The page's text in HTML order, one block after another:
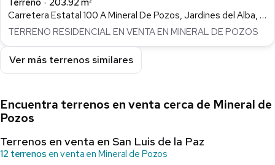
Terreno
203.92 m²
Carretera Estatal 100 A Mineral De Pozos, Jardines del Alba, San Luis de la Paz
TERRENO RESIDENCIAL EN VENTA EN MINERAL DE POZOS
Ver más terrenos similares
Encuentra terrenos en venta cerca de Mineral de
Pozos
Terrenos en venta en San Luis de la Paz
12 terrenos en venta en Mineral de Pozos